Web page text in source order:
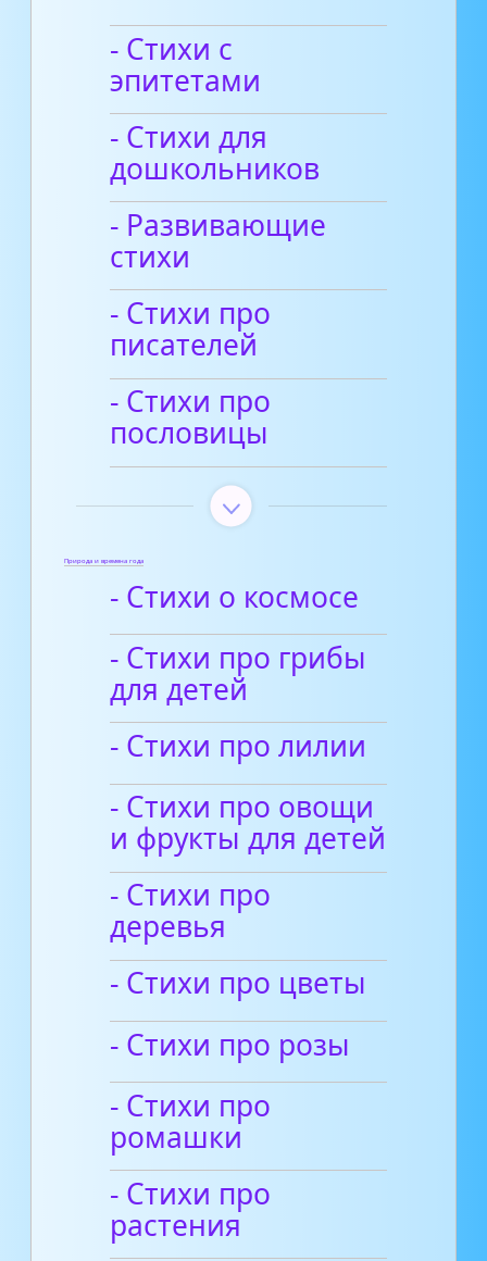
- Стихи с
эпитетами
- Стихи для
дошкольников
- Развивающие
стихи
- Стихи про
писателей
- Стихи про
пословицы
Природа и времена года
- Стихи о космосе
- Стихи про грибы
для детей
- Стихи про лилии
- Стихи про овощи
и фрукты для детей
- Стихи про
деревья
- Стихи про цветы
- Стихи про розы
- Стихи про
ромашки
- Стихи про
растения